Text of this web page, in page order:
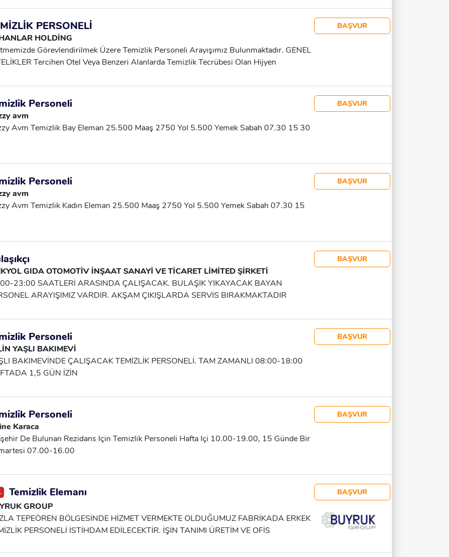
Uymak Aranan Nitelikler En Az Ilköğretim Mezunu Deneyim Şartı
İletişim Becerileri Güçlü Vardiyalı Çalışmaya Uygun Takım Çalışmasına
Çalışma Şartları Tam Zamanlı (Full Time) SGK + Yemek Maaş: 30.000 TL
PERSONELİ
HOLDİNG
Görevlendirilmek Üzere Temizlik Personeli Arayışımız Bulunmaktadır. GENEL
Tercihen Otel Veya Benzeri Alanlarda Temizlik Tecrübesi Olan Hijyen
Çalışma Sistemine Uyum Sağlayabilecek Dış Görünümüne Özen Gösteren İŞ
Otel Standartlarına Uygun Şekilde Temizlenmesi Günlük Temizlik Planına Uygun
Edilmesi Kullanılan Temizlik Ekipmanlarının Doğru Ve Düzenli Kullanımı Hijyen Ve Iş
Kurallarına Uyulması
BAŞVUR
Personeli
avm
Avm Temizlik Bay Eleman 25.500 Maaş 2750 Yol 5.500 Yemek Sabah 07.30 15 30
BAŞVUR
Personeli
avm
Avm Temizlik Kadın Eleman 25.500 Maaş 2750 Yol 5.500 Yemek Sabah 07.30 15
BAŞVUR
GIDA OTOMOTİV İNŞAAT SANAYİ VE TİCARET LİMİTED ŞİRKETİ
23:00 SAATLERİ ARASINDA ÇALIŞACAK. BULAŞIK YIKAYACAK BAYAN
ARAYIŞIMIZ VARDIR. AKŞAM ÇIKIŞLARDA SERVİS BIRAKMAKTADIR
İZİN VERİLMEKTEDİR.
BAŞVUR
Personeli
YAŞLI BAKIMEVİ
BAKIMEVİNDE ÇALIŞACAK TEMİZLİK PERSONELİ. TAM ZAMANLI 08:00-18:00
1,5 GÜN İZİN
BAŞVUR
Personeli
Karaca
De Bulunan Rezidans Için Temizlik Personeli Hafta Içi 10.00-19.00, 15 Günde Bir
07.00-16.00
BAŞVUR
Temizlik Elemanı
GROUP
TEPEÖREN BÖLGESİNDE HİZMET VERMEKTE OLDUĞUMUZ FABRİKADA ERKEK
PERSONELİ İSTİHDAM EDİLECEKTİR. İŞİN TANIMI ÜRETİM VE OFİS
SAATLERİ 08:00-16:00 / 16:00-24:00 / 24:00-08:00 HAFTA TATİLİ VARDİYA
BAŞVUR